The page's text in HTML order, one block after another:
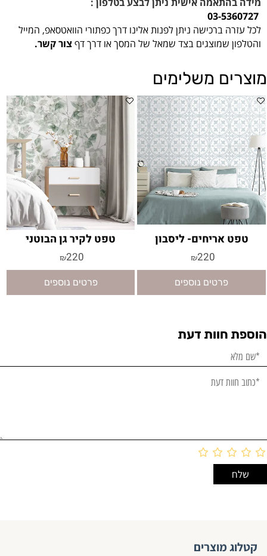
03-5360727
לכל עזרה ברכישה ניתן לפנות אלינו דרך כפתורי הוואטסאפ, המייל
והטלפון שמוצגים בצד שמאל של המסך או דרך דףצור קשר.
מוצרים משלימים
טפט אריחים- ליסבון
₪220
פרטים נוספים
טפט לקיר גן הבוטני
₪220
פרטים נוספים
הוספת חוות דעת
קטלוג מוצרים